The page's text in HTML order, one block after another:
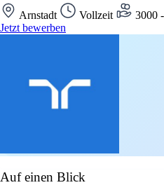
Arnstadt Vollzeit 3000
Jetzt bewerben
Auf einen Blick